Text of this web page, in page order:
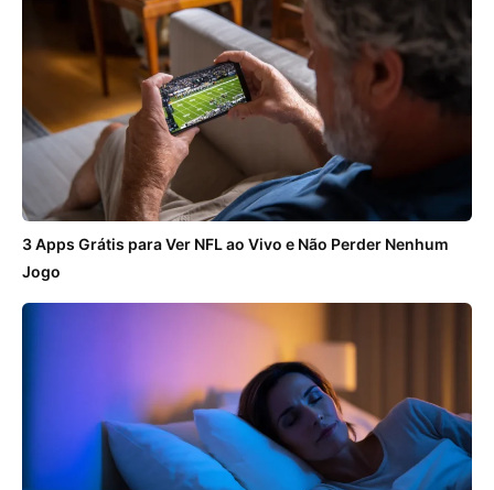
3 Apps Grátis para Ver NFL ao Vivo e Não Perder Nenhum
Jogo